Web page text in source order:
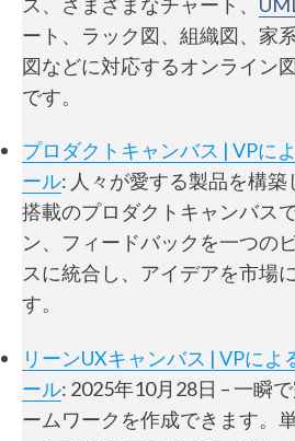
ート、ラック図、組織図、家系
図などに対応するオンライン
です。
プロダクトキャンバス | VPに
ール: 人々が愛する製品を構築
搭載のプロダクトキャンバス
ン、フィードバックを一つの
スに統合し、アイデアを市場
す。
リーンUXキャンバス | VPによ
ール: 2025年10月28日 – 一瞬
ームワークを作成できます。